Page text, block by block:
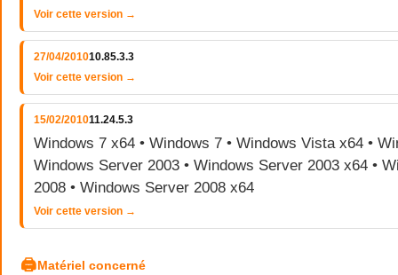
Voir cette version →
27/04/201010.85.3.3
Voir cette version →
15/02/201011.24.5.3
Windows 7 x64 • Windows 7 • Windows Vista x64 •
Windows Server 2003 • Windows Server 2003 x64 •
2008 • Windows Server 2008 x64
Voir cette version →
🖨Matériel concerné